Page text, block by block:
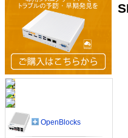
OpenBlocks